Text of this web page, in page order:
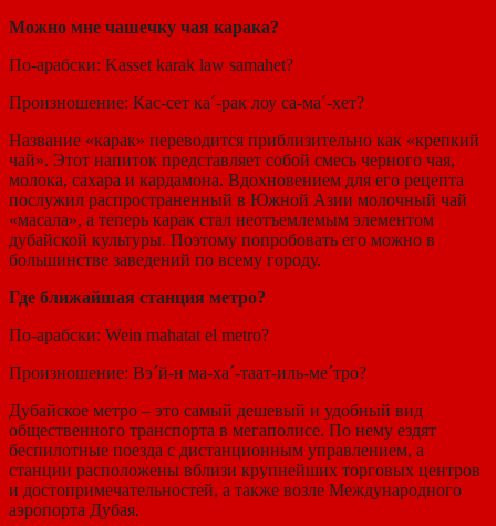
Можно мне чашечку чая карака?
По-арабски: Kasset karak law samahet?
Произношение: Кас-сет ка´-рак лоу са-ма´-хет?
Название «карак» переводится приблизительно как «крепкий
чай». Этот напиток представляет собой смесь черного чая,
молока, сахара и кардамона. Вдохновением для его рецепта
послужил распространенный в Южной Азии молочный чай
«масала», а теперь карак стал неотъемлемым элементом
дубайской культуры. Поэтому попробовать его можно в
большинстве заведений по всему городу.
Где ближайшая станция метро?
По-арабски: Wein mahatat el metro?
Произношение: Вэ´й-н ма-ха´-таат-иль-ме´тро?
Дубайское метро – это самый дешевый и удобный вид
общественного транспорта в мегаполисе. По нему ездят
беспилотные поезда с дистанционным управлением, а
станции расположены вблизи крупнейших торговых центров
и достопримечательностей, а также возле Международного
аэропорта Дубая.